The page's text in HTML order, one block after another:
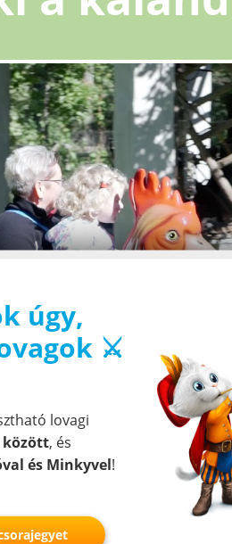
Cookies erforderlich. Diese Cookies
zu erkennen und Ihnen personalisierte
Ich stimme zu
Partner
úgy,
⚔️
lovagi
között, és
és Minkyvel!